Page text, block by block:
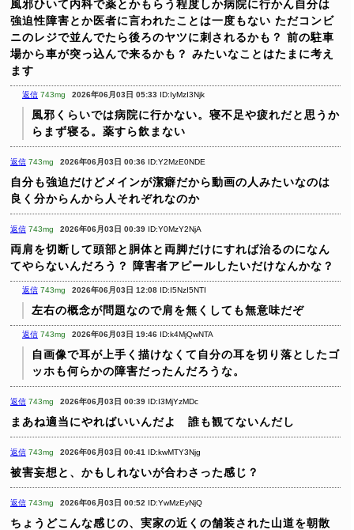
風邪ひいて内科で薬とかもらう程度しか病院に行かん自分は
強迫性障害とか医者に言われたことは一度もない ただコンビ
ニのレジで並んでたら後ろのヤツに刺されるかも？ 前の駐車
場から車が突っ込んで来るかも？ みたいなことはたまに考え
ます
返信 743mg 2026年06月03日 05:33 ID:IyMzI3Njk
風邪くらいでは病院に行かない。寝不足や疲れだと思うか
らまず寝る。薬すら飲まない
返信 743mg 2026年06月03日 00:36 ID:Y2MzE0NDE
自分も強迫だけどメインが潔癖だから動画の人みたいなのは
良く分からんから人それぞれなのか
返信 743mg 2026年06月03日 00:39 ID:Y0MzY2NjA
両肩を切断して頭部と胴体と両脚だけにすれば治るのになん
てやらないんだろう？
障害者アピールしたいだけなんかな？
返信 743mg 2026年06月03日 12:08 ID:I5NzI5NTI
左右の概念が問題なので肩を無くしても無意味だぞ
返信 743mg 2026年06月03日 19:46 ID:k4MjQwNTA
自画像で耳が上手く描けなくて自分の耳を切り落としたゴ
ッホも何らかの障害だったんだろうな。
返信 743mg 2026年06月03日 00:39 ID:I3MjYzMDc
まあね適当にやればいいんだよ 誰も観てないんだし
返信 743mg 2026年06月03日 00:41 ID:kwMTY3Njg
被害妄想と、かもしれないが合わさった感じ？
返信 743mg 2026年06月03日 00:52 ID:YwMzEyNjQ
ちょうどこんな感じの、実家の近くの舗装された山道を朝散